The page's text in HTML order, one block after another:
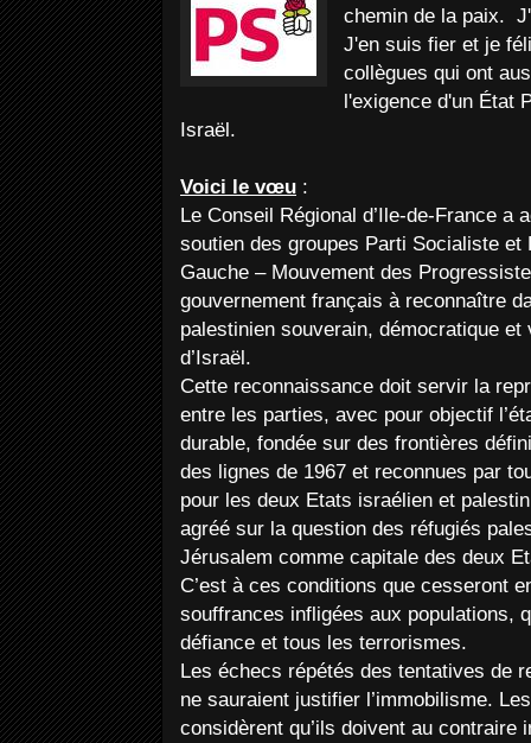
chemin de la paix.
J'en suis fier et je
collègues qui ont
l'exigence d'un État
Israël.
Voici le vœu :
Le Conseil Régional d’Ile-de-France a
soutien des groupes Parti Socialiste
Gauche – Mouvement des
gouvernement français à reconnaître
palestinien souverain, démocratique
d’Israël.
Cette reconnaissance doit servir la
entre les parties, avec pour objectif
durable, fondée sur des frontières
des lignes de 1967 et reconnues par
pour les deux Etats israélien et
agréé sur la question des réfugiés
Jérusalem comme capitale des deux
C’est à ces conditions que cesseront
souffrances infligées aux populations,
défiance et tous les terrorismes.
Les échecs répétés des tentatives de
ne sauraient justifier l’immobilisme.
considèrent qu’ils doivent au contraire